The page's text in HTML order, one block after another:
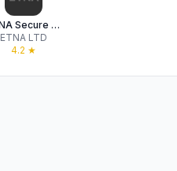
ETNA Secure | Быстрый ВПН
ETNA LTD
4.2 ★